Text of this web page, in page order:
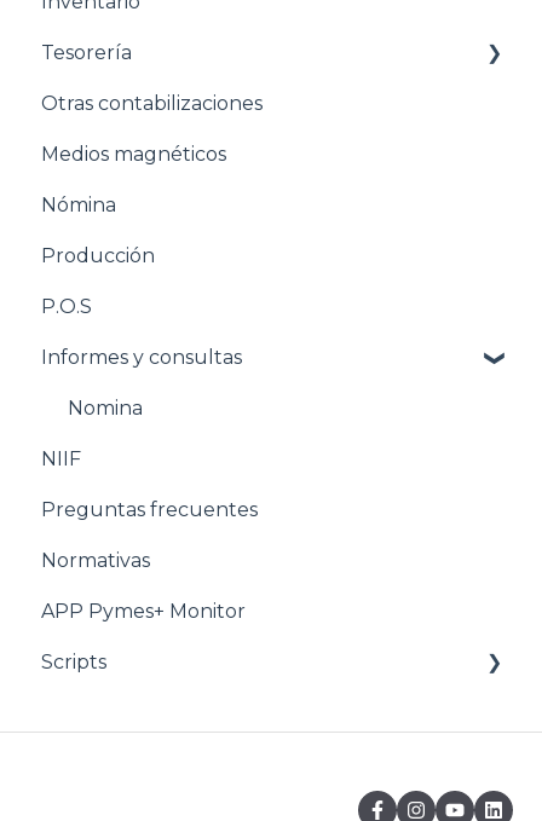
Estructuración Inventarios
Estructuración Tesorería
Pasos para configurar la Nómina
Estructuración Nómina
Pasos para configurar Producción
Estructuración Producción
Pasos para configurar POS
Estructuración POS
Estructuración Utilitarios
Tesorería
Conciliacion bancaria
Otras contabilizaciones
Medios magnéticos
Nómina
Producción
P.O.S
Informes y consultas
Nomina
NIIF
Preguntas frecuentes
Normativas
APP Pymes+ Monitor
Scripts